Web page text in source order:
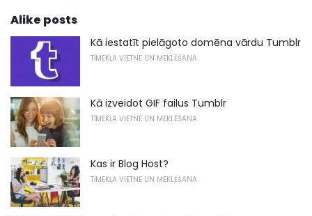
Alike posts
Kā iestatīt pielāgoto domēna vārdu Tumblr
TĪMEKĻA VIETNE UN MEKLĒŠANA
Kā izveidot GIF failus Tumblr
TĪMEKĻA VIETNE UN MEKLĒŠANA
Kas ir Blog Host?
TĪMEKĻA VIETNE UN MEKLĒŠANA